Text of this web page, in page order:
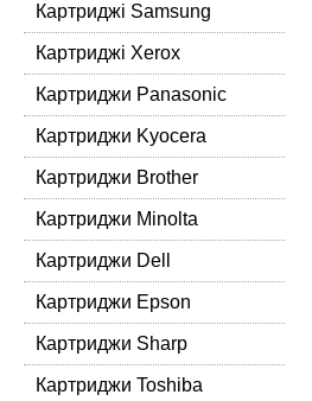
Картриджі Samsung
Картриджі Xerox
Картриджи Panasonic
Картриджи Kyocera
Картриджи Brother
Картриджи Minolta
Картриджи Dell
Картриджи Epson
Картриджи Sharp
Картриджи Toshiba